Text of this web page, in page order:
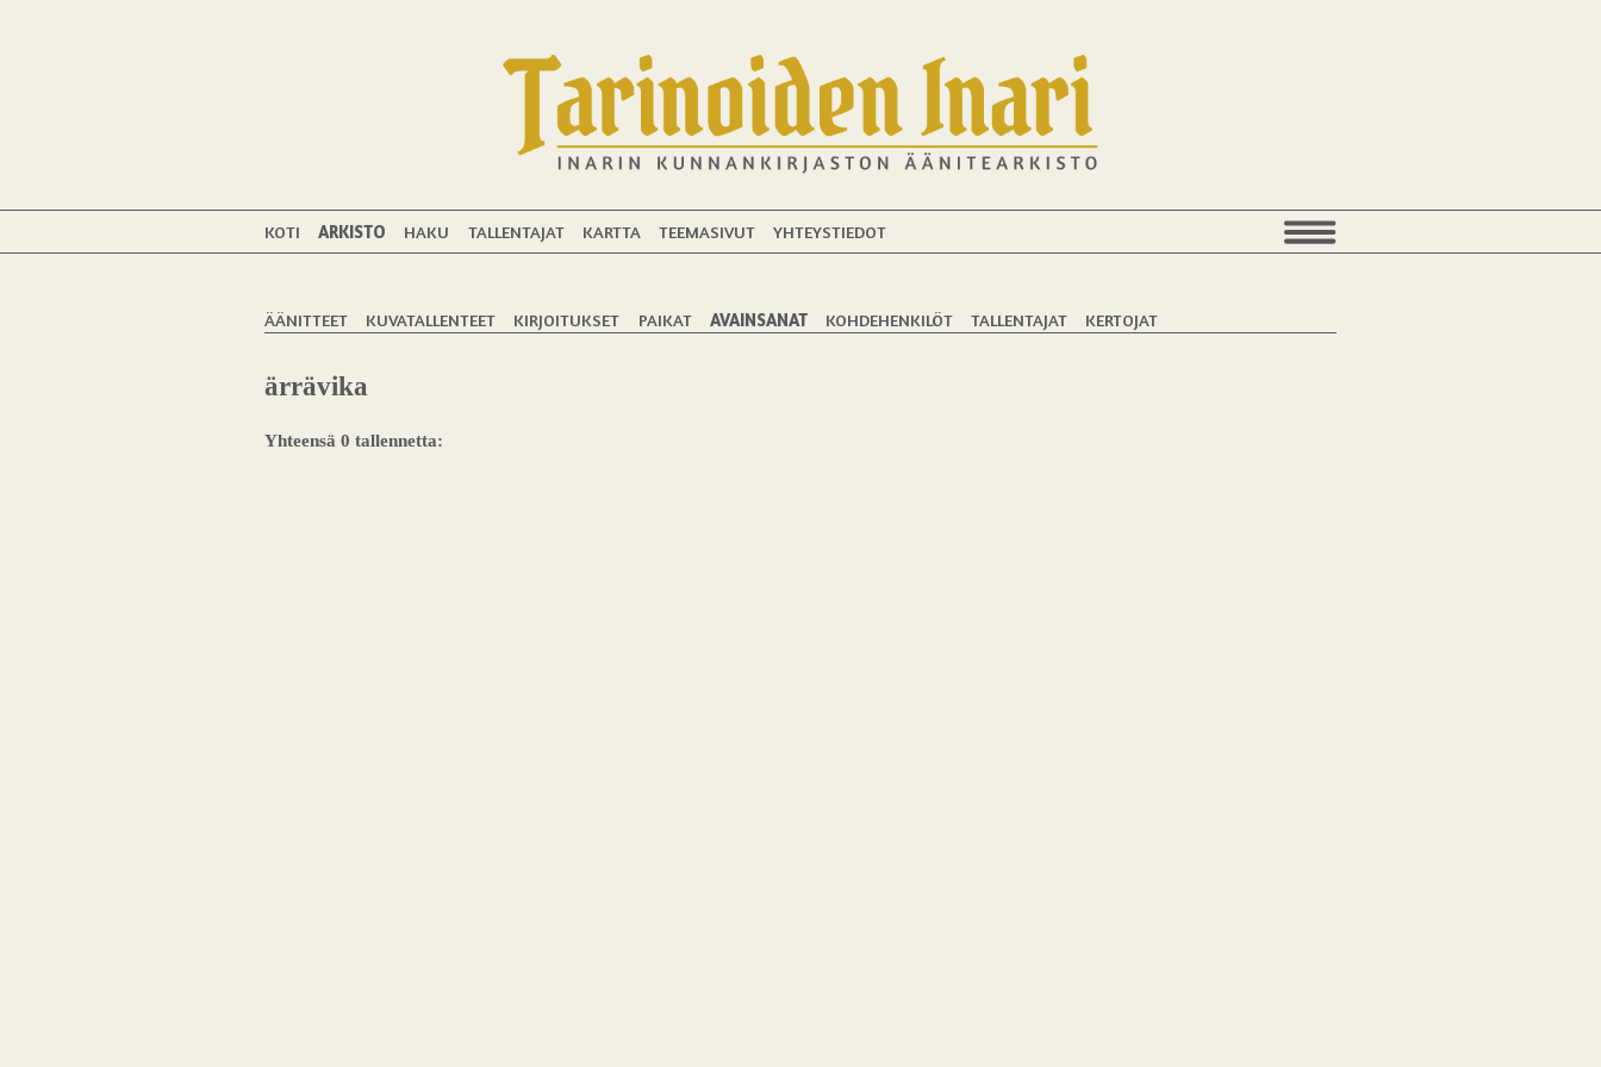
KOTI ARKISTO HAKU TALLENTAJAT KARTTA TEEMASIVUT YHTEYSTIEDOT
ÄÄNITTEET KUVATALLENTEET KIRJOITUKSET PAIKAT AVAINSANAT KOHDEHENKILÖT TALLENTAJAT KERTOJAT
ärrävika
Yhteensä 0 tallennetta: